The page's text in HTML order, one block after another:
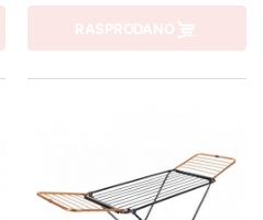
RASPRODANO